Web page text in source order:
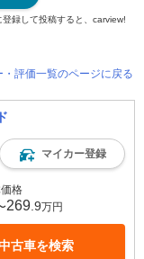
録して投稿すると、carview!
評価一覧のページに戻る
マイカー登録
格
269 .9万円
古車を検索